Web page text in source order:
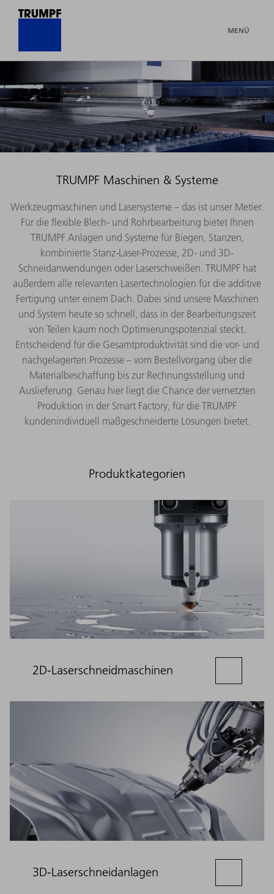
MENÜ
TRUMPF Maschinen & Systeme
Werkzeugmaschinen und Lasersysteme – das ist unser Metier.
Für die flexible Blech- und Rohrbearbeitung bietet Ihnen
TRUMPF Anlagen und Systeme für Biegen, Stanzen,
kombinierte Stanz-Laser-Prozesse, 2D- und 3D-
Schneidanwendungen oder Laserschweißen. TRUMPF hat
außerdem alle relevanten Lasertechnologien für die additive
Fertigung unter einem Dach. Dabei sind unsere Maschinen
und System heute so schnell, dass in der Bearbeitungszeit
von Teilen kaum noch Optimierungspotenzial steckt.
Entscheidend für die Gesamtproduktivität sind die vor- und
nachgelagerten Prozesse – vom Bestellvorgang über die
Materialbeschaffung bis zur Rechnungsstellung und
Auslieferung. Genau hier liegt die Chance der vernetzten
Produktion in der Smart Factory, für die TRUMPF
kundenindividuell maßgeschneiderte Lösungen bietet.
Produktkategorien
2D-Laserschneidmaschinen
3D-Laserschneidanlagen